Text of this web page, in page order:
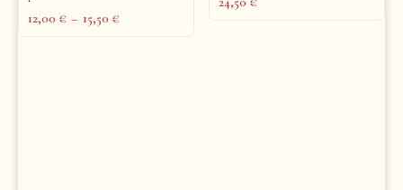
12,00 € – 15,50 €